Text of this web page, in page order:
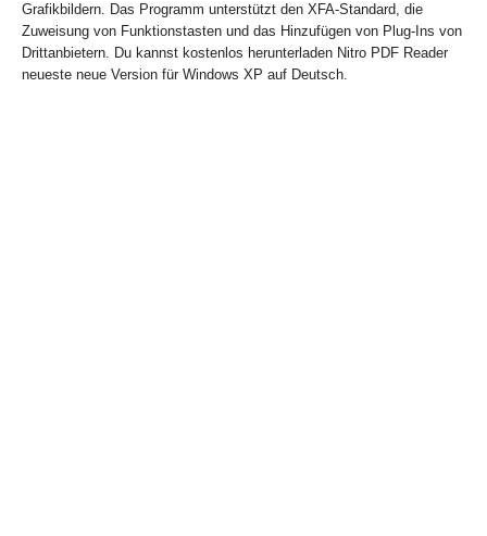
Grafikbildern. Das Programm unterstützt den XFA-Standard, die
Zuweisung von Funktionstasten und das Hinzufügen von Plug-Ins von
Drittanbietern. Du kannst kostenlos herunterladen Nitro PDF Reader
neueste neue Version für Windows XP auf Deutsch.